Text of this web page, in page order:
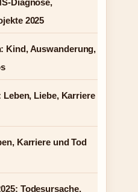
Diagnose,
2025
Kind, Auswanderung,
Liebe, Karriere
Karriere und Tod
Todesursache,